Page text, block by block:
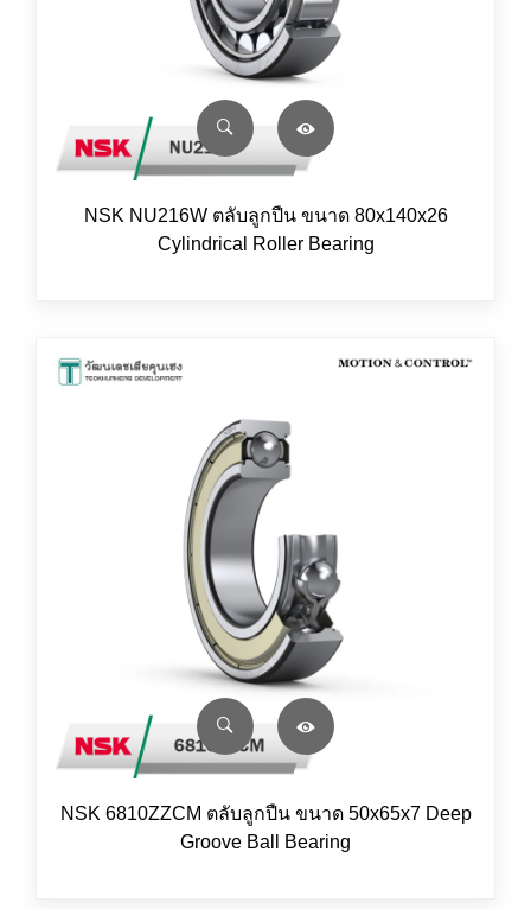
NSK NU216W ตลับลูกปืน ขนาด 80x140x26
Cylindrical Roller Bearing
NSK 6810ZZCM ตลับลูกปืน ขนาด 50x65x7 Deep
Groove Ball Bearing